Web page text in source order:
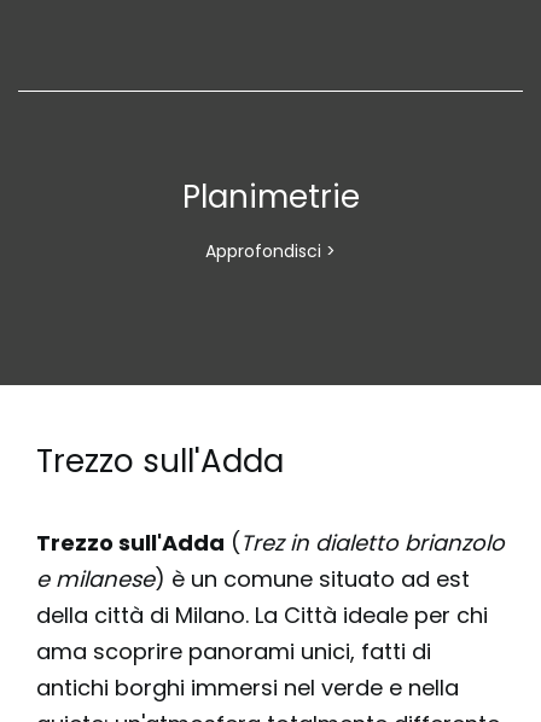
Planimetrie
Approfondisci >
Trezzo sull'Adda
Trezzo sull'Adda ( Trez in dialetto brianzolo
e milanese) è un comune situato ad est
della città di Milano. La Città ideale per chi
ama scoprire panorami unici, fatti di
antichi borghi immersi nel verde e nella